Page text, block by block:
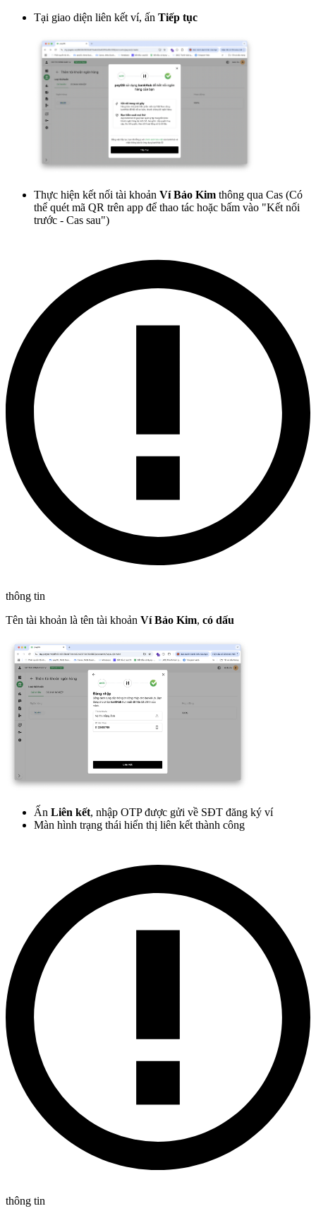
Tại giao diện liên kết ví, ấn Tiếp tục
Thực hiện kết nối tài khoản Ví Bảo Kim thông qua Cas (Có
thể quét mã QR trên app để thao tác hoặc bấm vào "Kết nối
trước - Cas sau")
thông tin
Tên tài khoản là tên tài khoản Ví Bảo Kim, có dấu
Ấn Liên kết, nhập OTP được gửi về SĐT đăng ký ví
Màn hình trạng thái hiển thị liên kết thành công
thông tin